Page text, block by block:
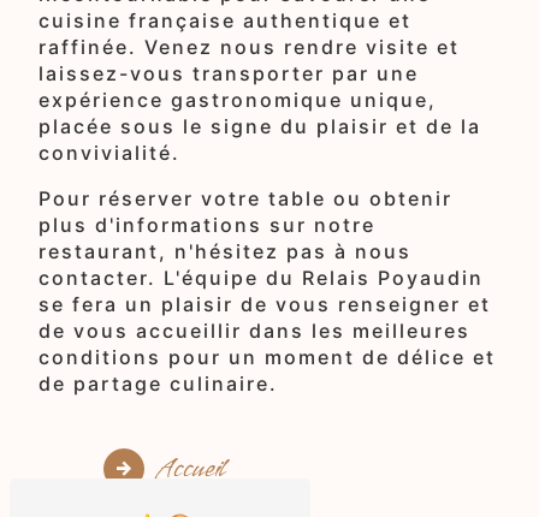
cuisine française authentique et
raffinée. Venez nous rendre visite et
laissez-vous transporter par une
expérience gastronomique unique,
placée sous le signe du plaisir et de la
convivialité.
Pour réserver votre table ou obtenir
plus d'informations sur notre
restaurant, n'hésitez pas à nous
contacter. L'équipe du Relais Poyaudin
se fera un plaisir de vous renseigner et
de vous accueillir dans les meilleures
conditions pour un moment de délice et
de partage culinaire.
Accueil